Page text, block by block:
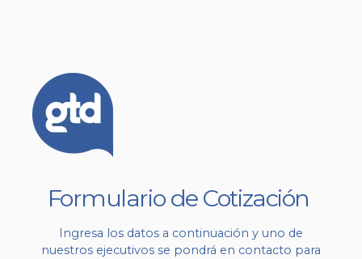
Formulario de Cotización
Ingresa los datos a continuación y uno de
nuestros ejecutivos se pondrá en contacto para